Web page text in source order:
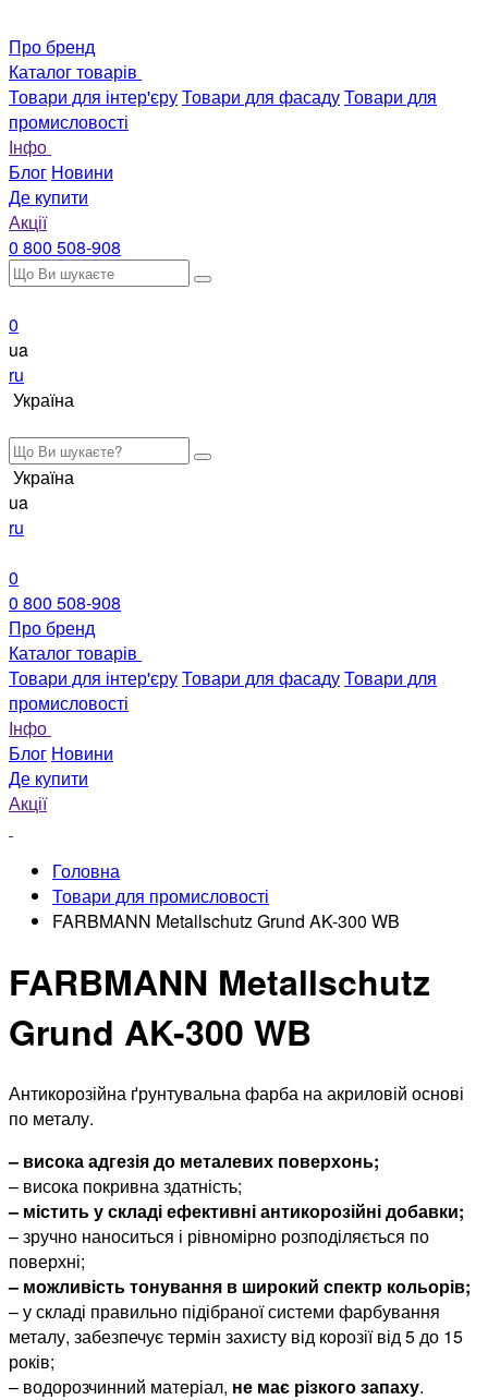
Про бренд
Каталог товарів
Товари для інтер'єруТовари для фасадуТовари для
промисловості
Інфо
Блог Новини
Де купити
Акції
0 800 508-908
0
ua
ru
Україна
Україна
ua
ru
0
0 800 508-908
Про бренд
Каталог товарів
Товари для інтер'єруТовари для фасадуТовари для
промисловості
Інфо
Блог Новини
Де купити
Акції
Головна
Товари для промисловості
FARBMANN Metallschutz Grund AK-300 WB
FARBMANN Metallschutz
Grund AK-300 WB
Антикорозійна ґрунтувальна фарба на акриловій основі
по металу.
– висока адгезія до металевих поверхонь;
– висока покривна здатність;
– містить у складі ефективні антикорозійні добавки;
– зручно наноситься і рівномірно розподіляється по
поверхні;
– можливість тонування в широкий спектр кольорів;
– у складі правильно підібраної системи фарбування
металу, забезпечує термін захисту від корозії від 5 до 15
років;
– водорозчинний матеріал, не має різкого запаху.